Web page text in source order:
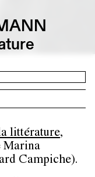
littérature,
Marina
Campiche).